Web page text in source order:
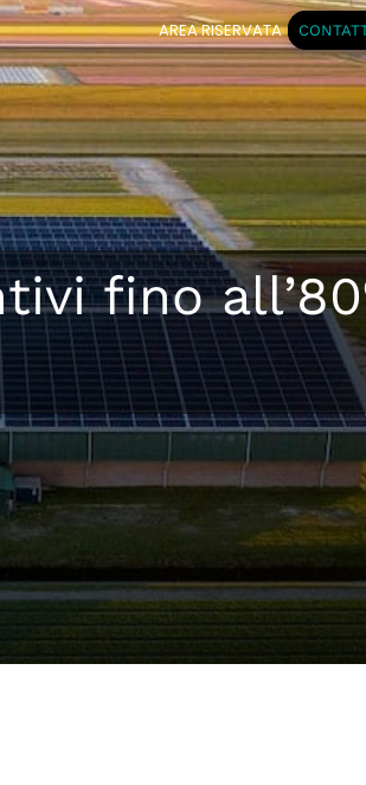
AREA RISERVATA
fino